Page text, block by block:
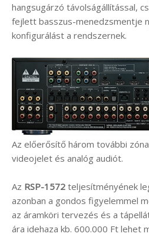
hangsugárzó távolságállítással,
fejlett basszus-menedzsmentje
konfigurálást a rendszernek.
Az előerősítő három további
videojelet és analóg audiót.
Az RSP-1572 teljesítményének
azonban a gondos figyelemmel
az áramköri tervezés és a
ára idehaza kb. 600.000 Ft lehet